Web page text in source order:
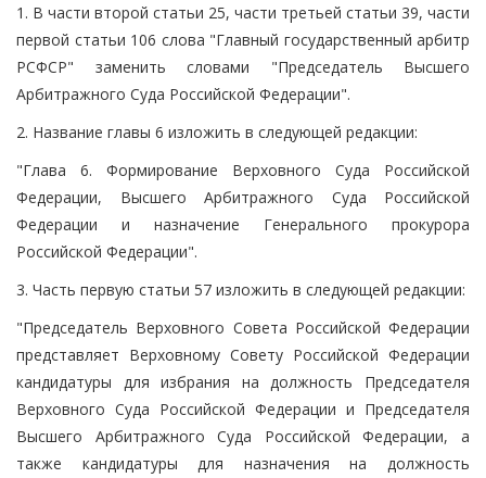
1. В части второй статьи 25, части третьей статьи 39, части
первой статьи 106 слова "Главный государственный арбитр
РСФСР" заменить словами "Председатель Высшего
Арбитражного Суда Российской Федерации".
2. Название главы 6 изложить в следующей редакции:
"Глава 6. Формирование Верховного Суда Российской
Федерации, Высшего Арбитражного Суда Российской
Федерации и назначение Генерального прокурора
Российской Федерации".
3. Часть первую статьи 57 изложить в следующей редакции:
"Председатель Верховного Совета Российской Федерации
представляет Верховному Совету Российской Федерации
кандидатуры для избрания на должность Председателя
Верховного Суда Российской Федерации и Председателя
Высшего Арбитражного Суда Российской Федерации, а
также кандидатуры для назначения на должность